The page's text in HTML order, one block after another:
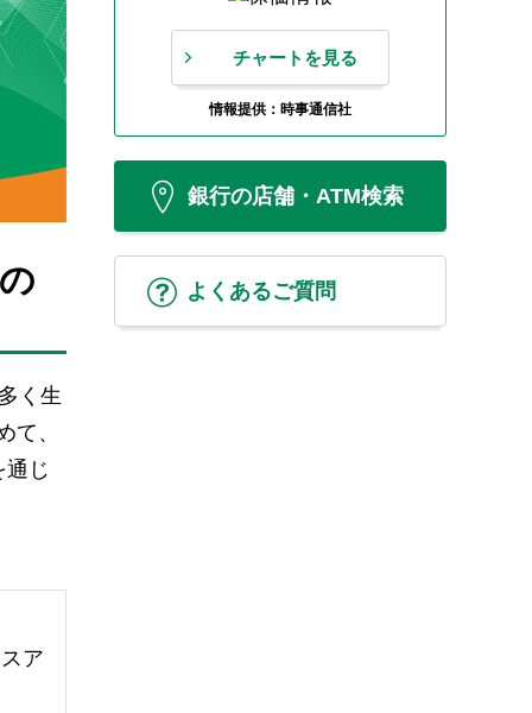
く生
て、
通じ
ア
チャートを見る
情報提供：時事通信社
銀行の店舗・ATM検索
よくあるご質問